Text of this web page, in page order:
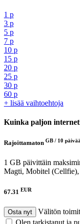
1 p
3 p
5 p
7 p
10 p
15 p
20 p
25 p
30 p
60 p
+ lisää vaihtoehtoja
Kuinka paljon
Rajoittamaton GB / 10 päivää
1 GB päivittäin
Magti, Mobitel (Cellfie),
67.31 EUR
Osta nyt
Välitön